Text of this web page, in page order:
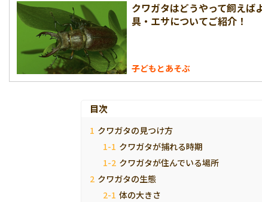
クワガタはどうやって飼えば
具・エサについてご紹介！
子どもとあそぶ
目次
クワガタの見つけ方
クワガタが捕れる時期
クワガタが住んでいる場所
クワガタの生態
体の大きさ